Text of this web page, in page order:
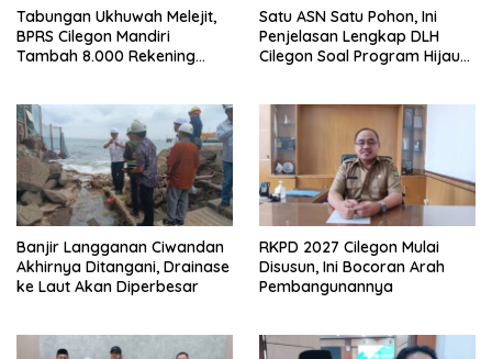
Tabungan Ukhuwah Melejit,
BPRS Cilegon Mandiri
Tambah 8.000 Rekening
Satu ASN Satu Pohon, Ini
Penjelasan Lengkap DLH
Cilegon Soal Program Hijau
Banjir Langganan Ciwandan
Akhirnya Ditangani, Drainase
ke Laut Akan Diperbesar
RKPD 2027 Cilegon Mulai
Disusun, Ini Bocoran Arah
Pembangunannya